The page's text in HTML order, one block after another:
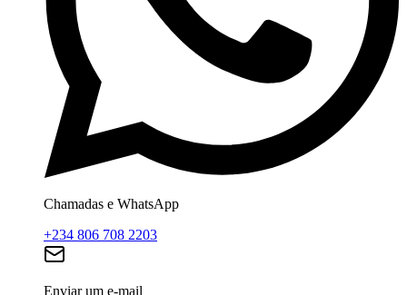
Chamadas e WhatsApp
+234 806 708 2203
Enviar um e-mail